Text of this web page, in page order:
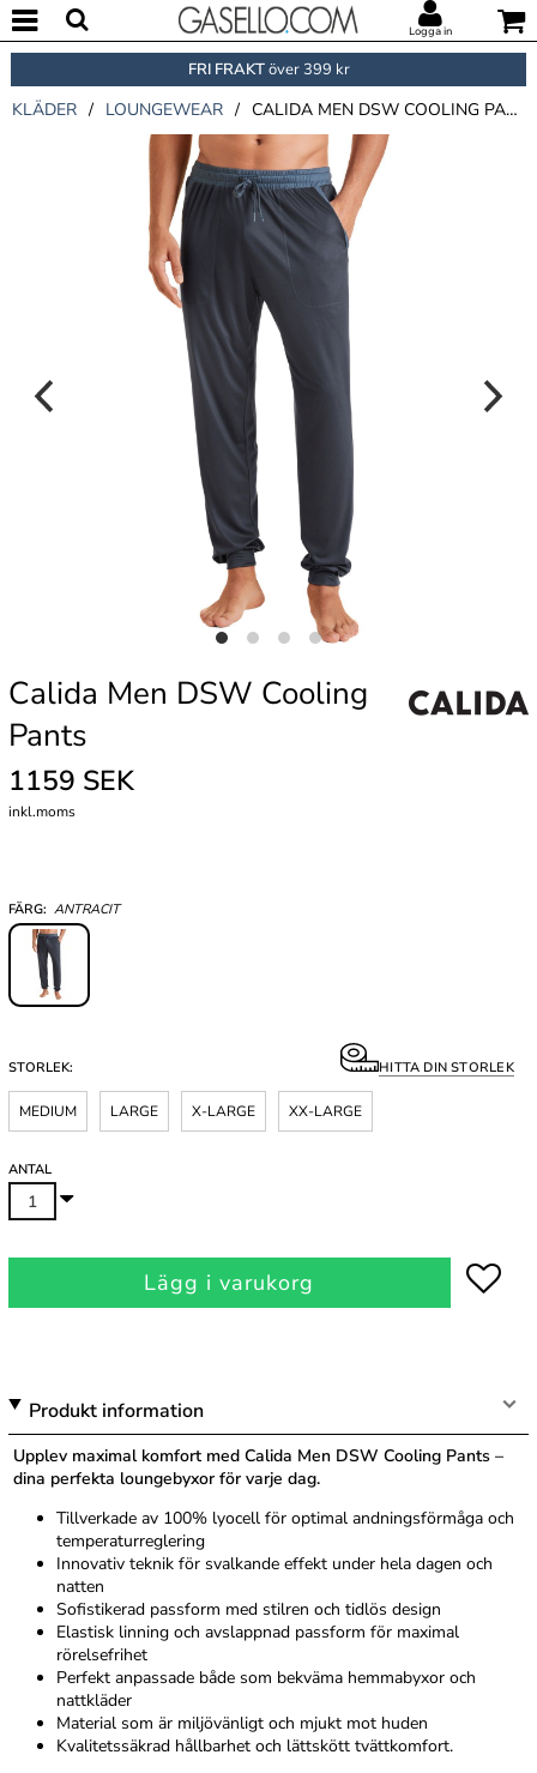
Logga in
FRI FRAKTöver 399 kr
KLÄDER / LOUNGEWEAR / CALIDA MEN DSW COOLING PANTS
Calida Men DSW Cooling
Pants
1159 SEK
inkl.moms
FÄRG: ANTRACIT
STORLEK: HITTA DIN STORLEK
MEDIUM LARGE X-LARGE XX-LARGE
ANTAL
Lägg i varukorg
Produkt information
Upplev maximal komfort med Calida Men DSW Cooling Pants –
dina perfekta loungebyxor för varje dag.
Tillverkade av 100% lyocell för optimal andningsförmåga och
temperaturreglering
Innovativ teknik för svalkande effekt under hela dagen och
natten
Sofistikerad passform med stilren och tidlös design
Elastisk linning och avslappnad passform för maximal
rörelsefrihet
Perfekt anpassade både som bekväma hemmabyxor och
nattkläder
Material som är miljövänligt och mjukt mot huden
Kvalitetssäkrad hållbarhet och lättskött tvättkomfort.